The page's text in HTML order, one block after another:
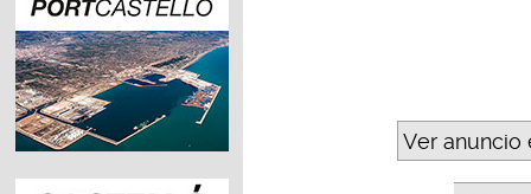
Ver anuncio